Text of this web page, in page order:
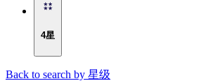
4星
Back to search by 星级